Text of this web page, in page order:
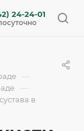
24-24-01
—
—
в